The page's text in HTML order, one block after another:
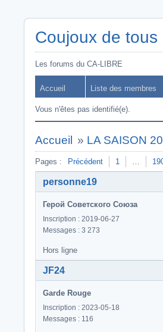
Coujoux de
Les forums du CA-LIBRE
Accueil Liste des membres
Vous n'êtes pas identifié(e).
Accueil » LA SAISON
Pages : Précédent 1 …
personne19
Герой Советского Союза
Inscription : 2019-06-27
Messages : 3 273
Hors ligne
JF24
Garde Rouge
Inscription : 2023-05-18
Messages : 116